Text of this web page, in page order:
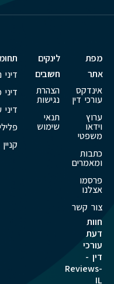
מפת
אתר
אינדקס
עורכי דין
ערוץ
וידאו
משפטי
כתבות
ומאמרים
פרסמו
אצלנו
צור קשר
חוות
דעת
עורכי
דין -
Reviews-
IL
לינקים
חשובים
הצהרת
נגישות
תנאי
שימוש
דיני
דיני
פלילי